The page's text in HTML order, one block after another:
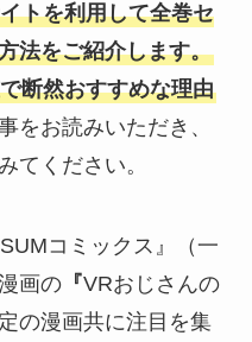
トを利用して全巻セ
法をご紹介します。
断然おすすめな理由
をお読みいただき、
てください。
コミックス』（一
画の『VRおじさんの
の漫画共に注目を集